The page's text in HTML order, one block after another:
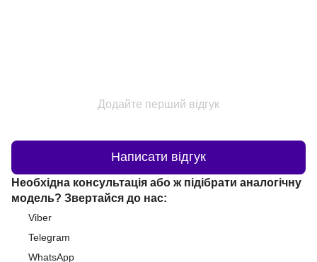
Додайте перший відгук
Написати відгук
Необхідна консультація або ж підібрати аналогічну
модель? Звертайся до нас:
Viber
Telegram
WhatsApp